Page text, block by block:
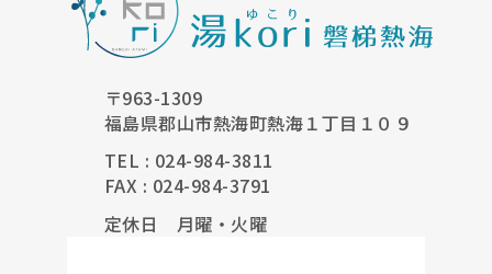
〒963-1309
福島県郡山市熱海町熱海１丁目１０９
TEL : 024-984-3811
FAX : 024-984-3791
定休日 月曜・火曜